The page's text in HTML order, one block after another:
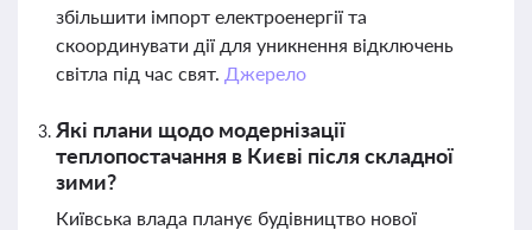
збільшити імпорт електроенергії та
скоординувати дії для уникнення відключень
світла під час свят. Джерело
Які плани щодо модернізації
теплопостачання в Києві після складної
зими?
Київська влада планує будівництво нової